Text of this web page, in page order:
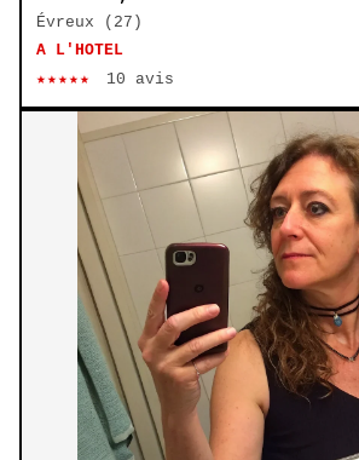
Évreux (27)
A L'HOTEL
★★★★★
10 avis